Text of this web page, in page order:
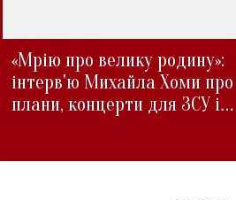
«Мрію про велику родину»:
інтерв'ю Михайла Хоми про
плани, концерти для ЗСУ і